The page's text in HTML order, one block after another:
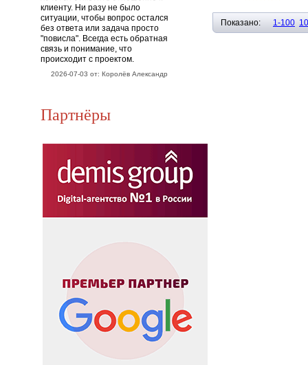
клиенту. Ни разу не было
ситуации, чтобы вопрос остался
без ответа или задача просто
"повисла". Всегда есть обратная
связь и понимание, что
происходит с проектом.
2026-07-03 от: Королёв Александр
Партнёры
Показано: 1-100